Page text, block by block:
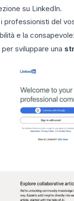
su LinkedIn.
professionisti del
e la
sviluppare una